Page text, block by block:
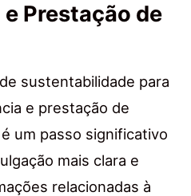
Prestação de
sustentabilidade para
e prestação de
um passo significativo
mais clara e
relacionadas à